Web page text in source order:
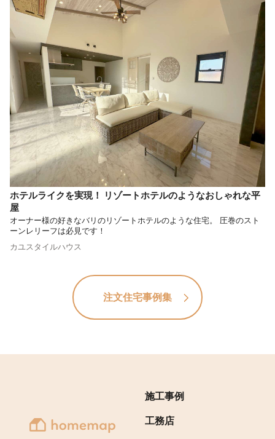
ホテルライクを実現！ リゾートホテルのようなおしゃれな平
屋
オーナー様の好きなバリのリゾートホテルのような住宅。 圧巻のスト
ーンレリーフは必見です！
カユスタイルハウス
注文住宅事例集
施工事例
工務店